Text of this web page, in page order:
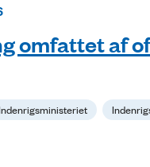
omfattet af